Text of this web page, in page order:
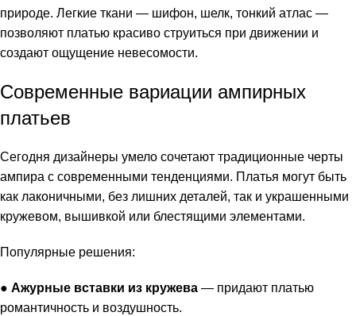
природе. Легкие ткани — шифон, шелк, тонкий атлас —
позволяют платью красиво струиться при движении и
создают ощущение невесомости.
Современные вариации ампирных
платьев
Сегодня дизайнеры умело сочетают традиционные черты
ампира с современными тенденциями. Платья могут быть
как лаконичными, без лишних деталей, так и украшенными
кружевом, вышивкой или блестящими элементами.
Популярные решения:
● Ажурные вставки из кружева — придают платью
романтичность и воздушность.